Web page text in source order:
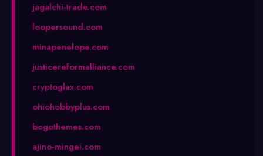
jagalchi-trade.com
loopersound.com
minapenelope.com
justicereformalliance.com
cryptoglax.com
ohiohobbyplus.com
bogothemes.com
ajino-mingei.com